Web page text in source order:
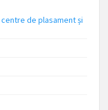
de plasament și